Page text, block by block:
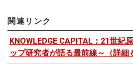
関連リンク
KNOWLEDGE CAPITAL：21世紀
ップ研究者が語る最前線～（詳細